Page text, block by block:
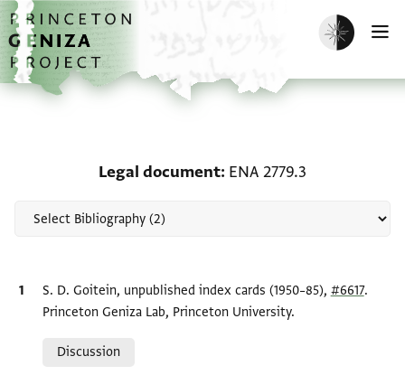
Skip to main content
home
Enable dark
Legal document ENA 2779.3
Bibliographic citation
S. D. Goitein, unpublished index cards (1950–85), #6617.
Princeton Geniza Lab, Princeton University.
Discussion